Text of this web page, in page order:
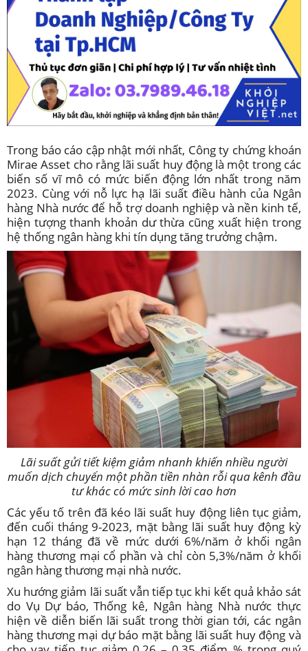
Trong báo cáo cập nhật mới nhất, Công ty chứng khoán
Mirae Asset cho rằng lãi suất huy động là một trong các
biến số vĩ mô có mức biến động lớn nhất trong năm
2023. Cùng với nỗ lực hạ lãi suất điều hành của Ngân
hàng Nhà nước để hỗ trợ doanh nghiệp và nền kinh tế,
hiện tượng thanh khoản dư thừa cũng xuất hiện trong
hệ thống ngân hàng khi tín dụng tăng trưởng chậm.
Lãi suất gửi tiết kiệm giảm nhanh khiến nhiều người
muốn dịch chuyển một phần tiền nhàn rỗi qua kênh đầu
tư khác có mức sinh lời cao hơn
Các yếu tố trên đã kéo lãi suất huy động liên tục giảm,
đến cuối tháng 9-2023, mặt bằng lãi suất huy động kỳ
hạn 12 tháng đã về mức dưới 6%/năm ở khối ngân
hàng thương mại cổ phần và chỉ còn 5,3%/năm ở khối
ngân hàng thương mại nhà nước.
Xu hướng giảm lãi suất vẫn tiếp tục khi kết quả khảo sát
do Vụ Dự báo, Thống kê, Ngân hàng Nhà nước thực
hiện về diễn biến lãi suất trong thời gian tới, các ngân
hàng thương mại dự báo mặt bằng lãi suất huy động và